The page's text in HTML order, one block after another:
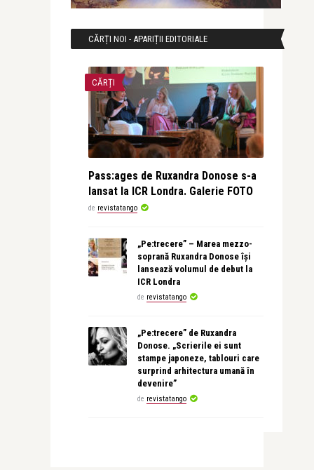
CĂRȚI NOI - APARIȚII EDITORIALE
CĂRȚI
Pass:ages de Ruxandra Donose s-a
lansat la ICR Londra. Galerie FOTO
de revistatango
„Pe:trecere” – Marea mezzo-
soprană Ruxandra Donose își
lansează volumul de debut la
ICR Londra
de revistatango
„Pe:trecere” de Ruxandra
Donose. „Scrierile ei sunt
stampe japoneze, tablouri care
surprind arhitectura umană în
devenire”
de revistatango